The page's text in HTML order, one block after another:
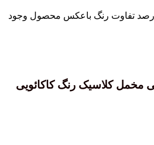
تفاوت رنگ باعکس محصول وجود
رنگ کاکائویی